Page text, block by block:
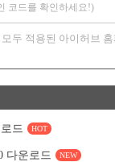
코드를 확인하세요!)
두 적용된 아이허브 홈
드 HOT
다운로드 NEW